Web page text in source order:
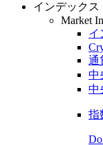
インデックス
Market
イ
通
中
中
指